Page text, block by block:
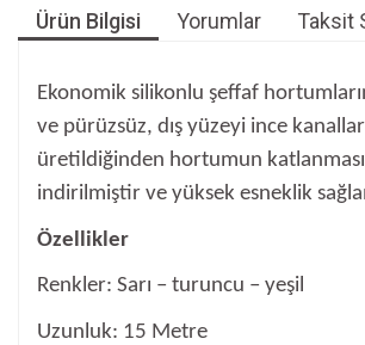
Ürün Bilgisi Yorumlar Taksit
Ekonomik silikonlu şeffaf
ve pürüzsüz, dış yüzeyi ince
üretildiğinden hortumun
indirilmiştir ve yüksek esneklik
Özellikler
Renkler: Sarı – turuncu – yeşil
Uzunluk: 15 Metre